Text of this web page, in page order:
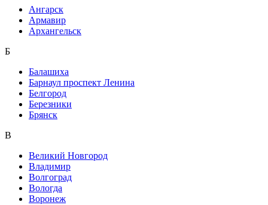
Ангарск
Армавир
Архангельск
Б
Балашиха
Барнаул проспект Ленина
Белгород
Березники
Брянск
В
Великий Новгород
Владимир
Волгоград
Вологда
Воронеж